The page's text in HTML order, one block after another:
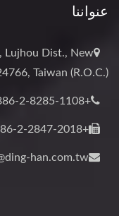
عنواننا
Lujhou Dist., New
Taiwan (R.O.C.)
+886-2-8285-1108
+886-2-2847-2018
han.com.tw